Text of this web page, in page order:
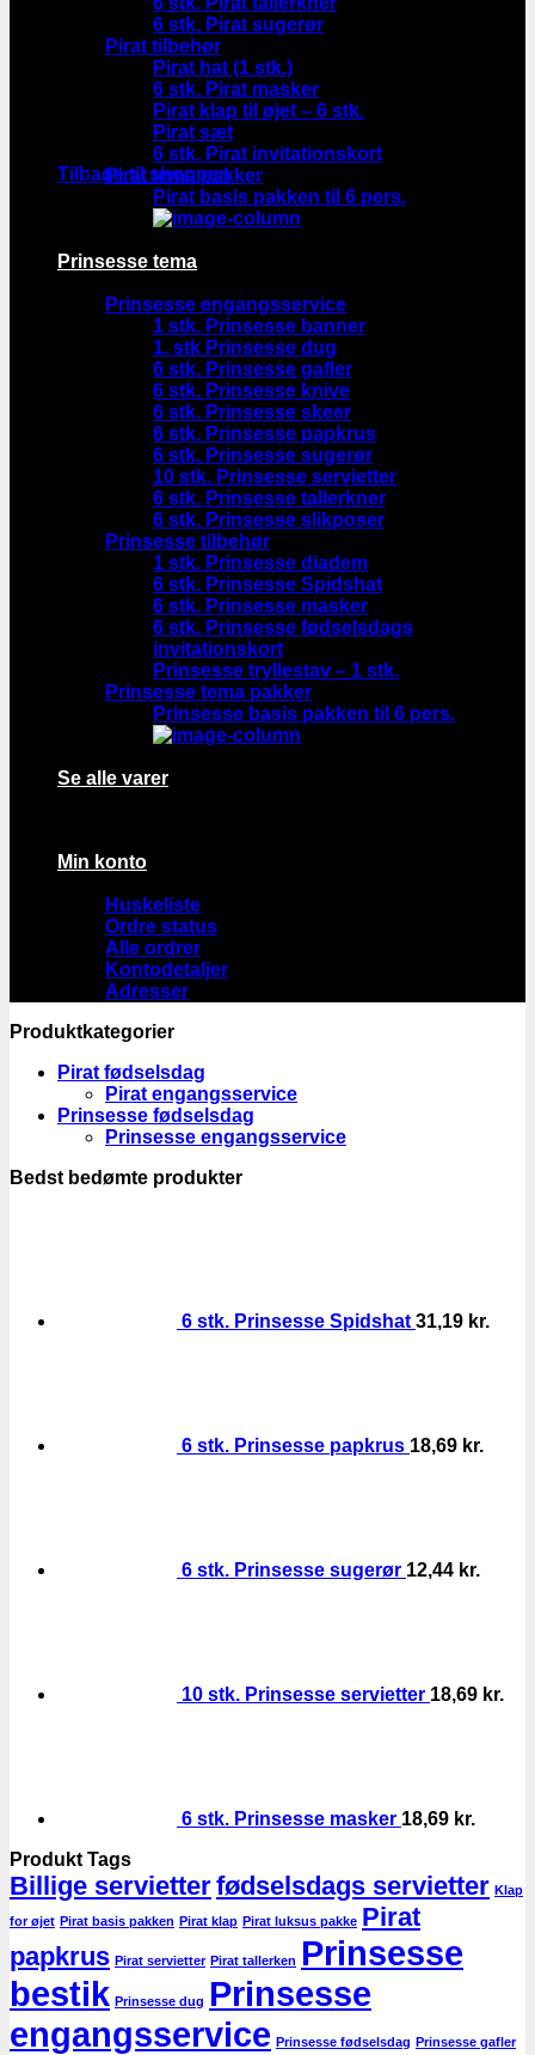
Ingen varer i kurven.
Tilbage til shoppen
6 stk. Pirat sugerør
Pirat tilbehør
Pirat hat (1 stk.)
6 stk. Pirat masker
Pirat klap til øjet – 6 stk.
Pirat sæt
6 stk. Pirat invitationskort
Pirat tema pakker
Pirat basis pakken til 6 pers.
Prinsesse tema
Prinsesse engangsservice
1 stk. Prinsesse banner
1. stk Prinsesse dug
6 stk. Prinsesse gafler
6 stk. Prinsesse knive
6 stk. Prinsesse skeer
6 stk. Prinsesse papkrus
6 stk. Prinsesse sugerør
10 stk. Prinsesse servietter
6 stk. Prinsesse tallerkner
6 stk. Prinsesse slikposer
Prinsesse tilbehør
1 stk. Prinsesse diadem
6 stk. Prinsesse Spidshat
6 stk. Prinsesse masker
6 stk. Prinsesse fødselsdags
invitationskort
Prinsesse tryllestav – 1 stk.
Prinsesse tema pakker
Prinsesse basis pakken til 6 pers.
Se alle varer
Min konto
Huskeliste
Ordre status
Alle ordrer
Kontodetaljer
Adresser
Produktkategorier
Pirat fødselsdag
Pirat engangsservice
Prinsesse fødselsdag
Prinsesse engangsservice
Bedst bedømte produkter
6 stk. Prinsesse Spidshat 31,19 kr.
6 stk. Prinsesse papkrus 18,69 kr.
6 stk. Prinsesse sugerør 12,44 kr.
10 stk. Prinsesse servietter 18,69 kr.
6 stk. Prinsesse masker 18,69 kr.
Produkt Tags
Billige servietterfødselsdags servietter Klap
for øjet Pirat basis pakken Pirat klap Pirat luksus pakke Pirat
papkrus Pirat servietter Pirat tallerken Prinsesse
bestik Prinsesse dug Prinsesse
engangsservice Prinsesse fødselsdag Prinsesse gafler